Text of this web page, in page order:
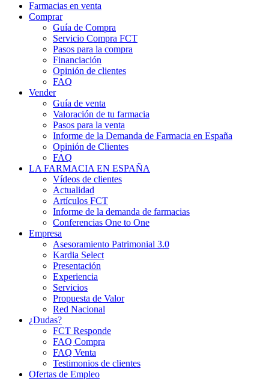
Farmacias en venta
Comprar
Guía de Compra
Servicio Compra FCT
Pasos para la compra
Financiación
Opinión de clientes
FAQ
Vender
Guía de venta
Valoración de tu farmacia
Pasos para la venta
Informe de la Demanda de Farmacia en España
Opinión de Clientes
FAQ
LA FARMACIA EN ESPAÑA
Vídeos de clientes
Actualidad
Artículos FCT
Informe de la demanda de farmacias
Conferencias One to One
Empresa
Asesoramiento Patrimonial 3.0
Kardia Select
Presentación
Experiencia
Servicios
Propuesta de Valor
Red Nacional
¿Dudas?
FCT Responde
FAQ Compra
FAQ Venta
Testimonios de clientes
Ofertas de Empleo